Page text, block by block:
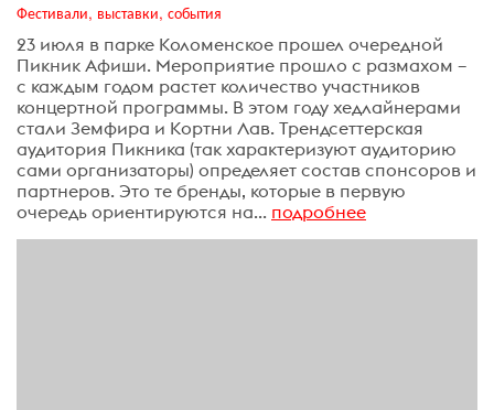
Фестивали, выставки, события
23 июля в парке Коломенское прошел очередной
Пикник Афиши. Мероприятие прошло с размахом –
с каждым годом растет количество участников
концертной программы. В этом году хедлайнерами
стали Земфира и Кортни Лав. Трендсеттерская
аудитория Пикника (так характеризуют аудиторию
сами организаторы) определяет состав спонсоров и
партнеров. Это те бренды, которые в первую
очередь ориентируются на... подробнее